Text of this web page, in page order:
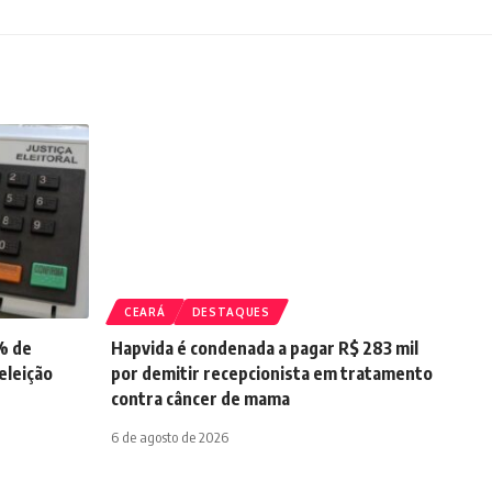
de
CEARÁ DESTAQUES
Hapvida é condenada a pagar R$ 283 mil
por demitir recepcionista em tratamento
contra câncer de mama
6 de agosto de 2026